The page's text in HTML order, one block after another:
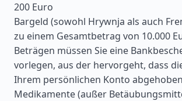
200 Euro
Bargeld (sowohl Hrywnja als auch
zu einem Gesamtbetrag von 10.000
Beträgen müssen Sie eine
vorlegen, aus der hervorgeht, dass
Ihrem persönlichen Konto
Medikamente (außer